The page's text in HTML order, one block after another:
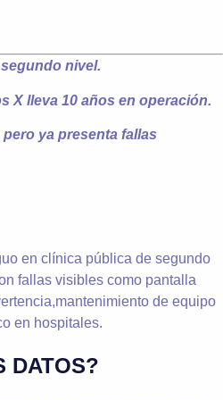
nivel.
X lleva 10 años en operación.
ya presenta fallas
DATOS?